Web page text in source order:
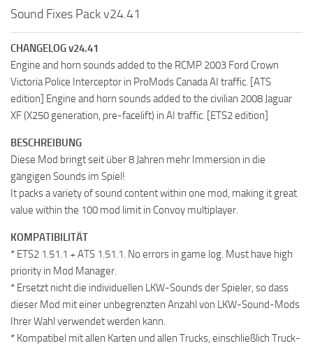
Sound Fixes Pack v24.41
CHANGELOG v24.41
Engine and horn sounds added to the RCMP 2003 Ford Crown
Victoria Police Interceptor in ProMods Canada AI traffic. [ATS
edition] Engine and horn sounds added to the civilian 2008 Jaguar
XF (X250 generation, pre-facelift) in AI traffic. [ETS2 edition]
BESCHREIBUNG
Diese Mod bringt seit über 8 Jahren mehr Immersion in die
gängigen Sounds im Spiel!
It packs a variety of sound content within one mod, making it great
value within the 100 mod limit in Convoy multiplayer.
KOMPATIBILITÄT
* ETS2 1.51.1 + ATS 1.51.1. No errors in game log. Must have high
priority in Mod Manager.
* Ersetzt nicht die individuellen LKW-Sounds der Spieler, so dass
dieser Mod mit einer unbegrenzten Anzahl von LKW-Sound-Mods
Ihrer Wahl verwendet werden kann.
* Kompatibel mit allen Karten und allen Trucks, einschließlich Truck-